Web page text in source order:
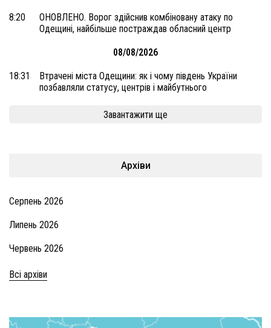
8:20
ОНОВЛЕНО. Ворог здійснив комбіновану атаку по
Одещині, найбільше постраждав обласний центр
08/08/2026
18:31
Втрачені міста Одещини: як і чому південь України
позбавляли статусу, центрів і майбутнього
Завантажити ще
Архіви
Серпень 2026
Липень 2026
Червень 2026
Всі архіви